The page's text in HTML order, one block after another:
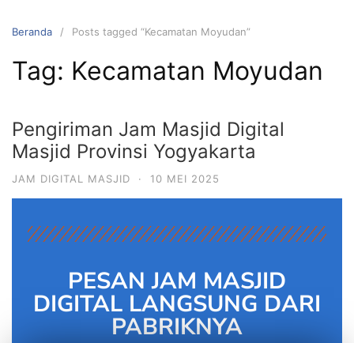
Beranda Posts tagged “Kecamatan Moyudan”
Tag: Kecamatan Moyudan
Pengiriman Jam Masjid Digital
Masjid Provinsi Yogyakarta
JAM DIGITAL MASJID · 10 MEI 2025
PESAN JAM MASJID
DIGITAL LANGSUNG DARI
PABRIKNYA